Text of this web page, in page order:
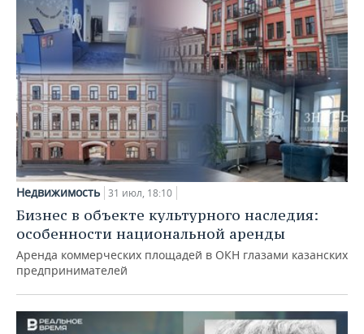
Недвижимость 31 июл, 18:10
Бизнес в объекте культурного наследия:
особенности национальной аренды
Аренда коммерческих площадей в ОКН глазами казанских
предпринимателей